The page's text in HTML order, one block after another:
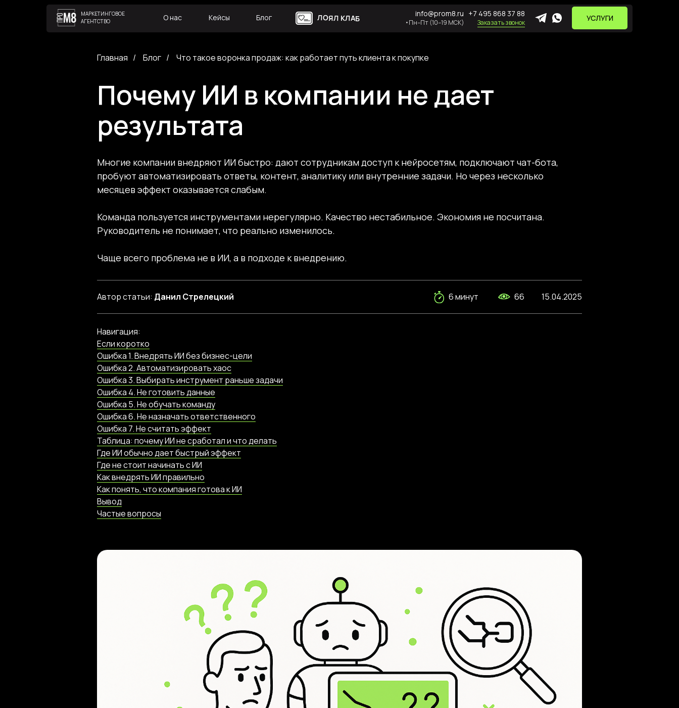
МАРКЕТИНГОВОЕ
АГЕНТСТВО
О нас Кейсы Блог ЛОЯЛ КЛАБ +7 495 868 37 88
Заказать звонок
info@prom8.ru
•Пн–Пт (10–19 МСК) УСЛУГИ
Главная / Блог / Что такое воронка продаж: как работает путь клиента к покупке
Почему ИИ в компании не дает
результата
Многие компании внедряют ИИ быстро: дают сотрудникам доступ к нейросетям, подключают чат-бота,
пробуют автоматизировать ответы, контент, аналитику или внутренние задачи. Но через несколько
месяцев эффект оказывается слабым.
Команда пользуется инструментами нерегулярно. Качество нестабильное. Экономия не посчитана.
Руководитель не понимает, что реально изменилось.
Чаще всего проблема не в ИИ, а в подходе к внедрению.
Автор статьи: Данил Стрелецкий 15.04.2025
6 минут 66
Навигация:
Если коротко
Ошибка 1. Внедрять ИИ без бизнес-цели
Ошибка 2. Автоматизировать хаос
Ошибка 3. Выбирать инструмент раньше задачи
Ошибка 4. Не готовить данные
Ошибка 5. Не обучать команду
Ошибка 6. Не назначать ответственного
Ошибка 7. Не считать эффект
Таблица: почему ИИ не сработал и что делать
Где ИИ обычно дает быстрый эффект
Где не стоит начинать с ИИ
Как внедрять ИИ правильно
Как понять, что компания готова к ИИ
Вывод
Частые вопросы